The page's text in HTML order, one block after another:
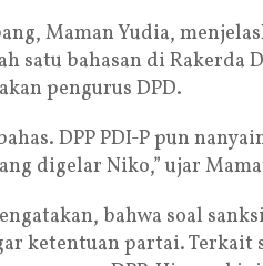
Maman Yudia,
satu bahasan di Rakerda
pengurus DPD.
DPP PDI-P pun
digelar Niko,” ujar
bahwa soal
ketentuan partai. Terkait